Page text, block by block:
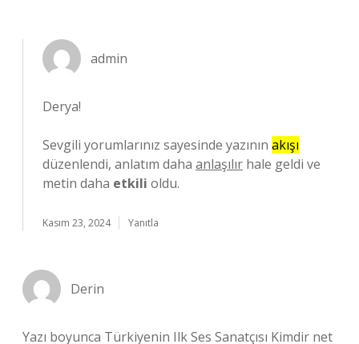
admin
Derya!
Sevgili yorumlarınız sayesinde yazının akışı
düzenlendi, anlatım daha anlaşılır hale geldi ve
metin daha etkili oldu.
Kasım 23, 2024 Yanıtla
Derin
Yazı boyunca Türkiyenin Ilk Ses Sanatçısı Kimdir net